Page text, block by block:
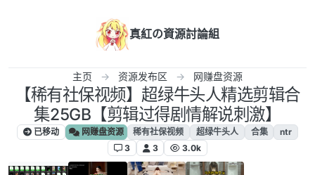
真紅の資源討論組
主页 资源发布区 网赚盘资源
【稀有社保视频】超绿牛头人精选剪辑合
集25GB【剪辑过得剧情解说刺激】
已移动 网赚盘资源 稀有社保视频 超绿牛头人 合集
ntr
3
3 3.0k